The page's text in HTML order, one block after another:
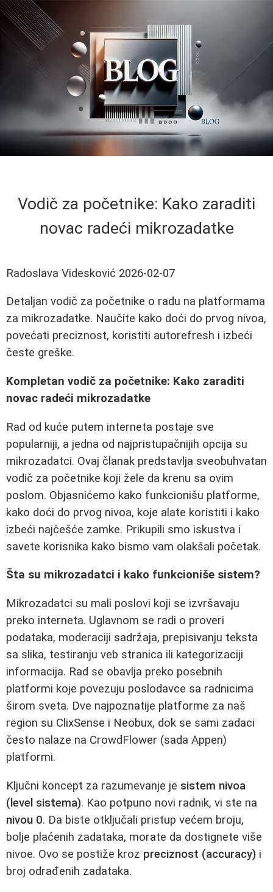
Vodič za početnike: Kako zaraditi
novac radeći mikrozadatke
Radoslava Videsković 2026-02-07
Detaljan vodič za početnike o radu na platformama
za mikrozadatke. Naučite kako doći do prvog nivoa,
povećati preciznost, koristiti autorefresh i izbeći
česte greške.
Kompletan vodič za početnike: Kako zaraditi
novac radeći mikrozadatke
Rad od kuće putem interneta postaje sve
popularniji, a jedna od najpristupačnijih opcija su
mikrozadatci. Ovaj članak predstavlja sveobuhvatan
vodič za početnike koji žele da krenu sa ovim
poslom. Objasnićemo kako funkcionišu platforme,
kako doći do prvog nivoa, koje alate koristiti i kako
izbeći najčešće zamke. Prikupili smo iskustva i
savete korisnika kako bismo vam olakšali početak.
Šta su mikrozadatci i kako funkcioniše sistem?
Mikrozadatci su mali poslovi koji se izvršavaju
preko interneta. Uglavnom se radi o proveri
podataka, moderaciji sadržaja, prepisivanju teksta
sa slika, testiranju veb stranica ili kategorizaciji
informacija. Rad se obavlja preko posebnih
platformi koje povezuju poslodavce sa radnicima
širom sveta. Dve najpoznatije platforme za naš
region su ClixSense i Neobux, dok se sami zadaci
često nalaze na CrowdFlower (sada Appen)
platformi.
Ključni koncept za razumevanje je sistem nivoa
(level sistema). Kao potpuno novi radnik, vi ste na
nivou 0. Da biste otključali pristup većem broju,
bolje plaćenih zadataka, morate da dostignete više
nivoe. Ovo se postiže kroz preciznost (accuracy) i
broj odrađenih zadataka.